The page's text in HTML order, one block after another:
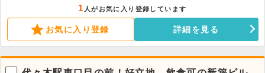
ります。周辺には人気店やほぼ新宿のれん街があり、繁華街として近年
注目されている人気エリアになります。また周辺にはNTTドコモ代々木
ビルやリンクスクエア新宿といった高層ビルが多く立地しているととも
に、新宿高島屋などの大型商業施設へも徒歩圏内であるため、ビジネス
マンや観光客といった幅広い客層の集客が期待できます。ビル前面に看
板を出せるため、視認性も良好です。なかなか出ない好立地の物件とな
1 人がお気に入り登録しています
お気に入り登録 詳細を見る